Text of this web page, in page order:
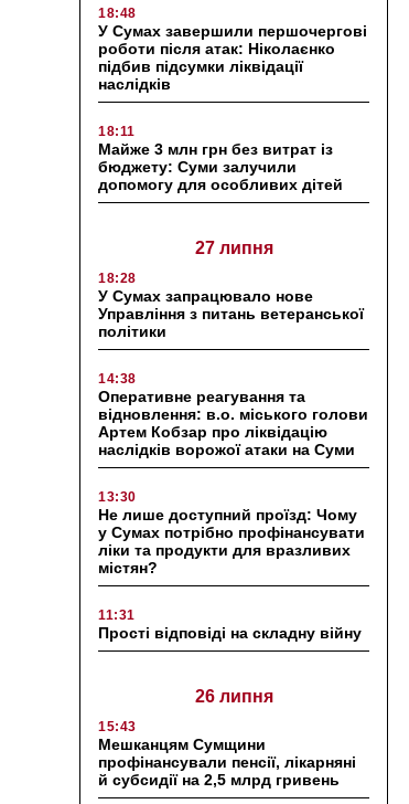
18:48
У Сумах завершили першочергові
роботи після атак: Ніколаєнко
підбив підсумки ліквідації
наслідків
18:11
Майже 3 млн грн без витрат із
бюджету: Суми залучили
допомогу для особливих дітей
27 липня
18:28
У Сумах запрацювало нове
Управління з питань ветеранської
політики
14:38
Оперативне реагування та
відновлення: в.о. міського голови
Артем Кобзар про ліквідацію
наслідків ворожої атаки на Суми
13:30
Не лише доступний проїзд: Чому
у Сумах потрібно профінансувати
ліки та продукти для вразливих
містян?
11:31
Прості відповіді на складну війну
26 липня
15:43
Мешканцям Сумщини
профінансували пенсії, лікарняні
й субсидії на 2,5 млрд гривень